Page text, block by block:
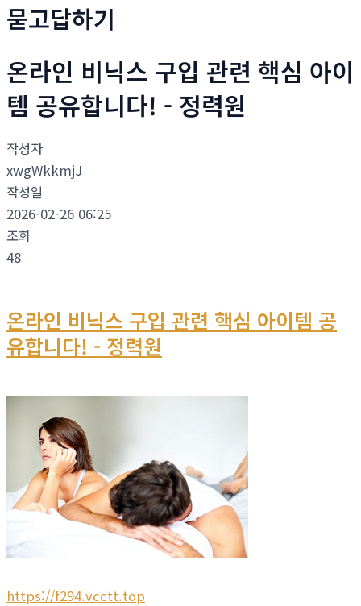
묻고답하기
온라인 비닉스 구입 관련 핵심 아이
템 공유합니다! - 정력원
작성자
xwgWkkmjJ
작성일
2026-02-26 06:25
조회
48
온라인 비닉스 구입 관련 핵심 아이템 공
유합니다! - 정력원
https://f294.vcctt.top